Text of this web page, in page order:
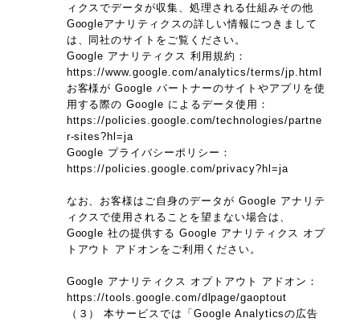
ィクスでデータが収集、処理される仕組みその他
Googleアナリティクスの詳しい情報につきまして
は、同社のサイトをご覧ください。
Google アナリティクス 利用規約：
https://www.google.com/analytics/terms/jp.html
お客様が Google パートナーのサイトやアプリを使
用する際の Google によるデータ使用：
https://policies.google.com/technologies/partne
r-sites?hl=ja
Google プライバシーポリシー：
https://policies.google.com/privacy?hl=ja
なお、お客様はご自身のデータが Google アナリテ
ィクスで使用されることを望まない場合は、
Google 社の提供する Google アナリティクス オプ
トアウト アドオンをご利用ください。
Google アナリティクス オプトアウト アドオン：
https://tools.google.com/dlpage/gaoptout
（３） 本サービスでは「Google Analyticsの広告